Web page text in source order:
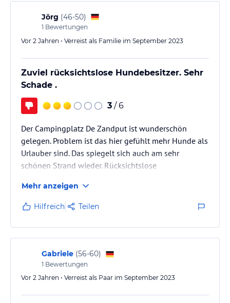
Jörg (46-50)
1 Bewertungen
Vor 2 Jahren • Verreist als Familie im September 2023
Zuviel rücksichtslose Hundebesitzer. Sehr
Schade .
3 / 6
Der Campingplatz De Zandput ist wunderschön
gelegen. Problem ist das hier gefühlt mehr Hunde als
Urlauber sind. Das spiegelt sich auch am sehr
schönen Strand wieder. Rücksichtslose
Hunden ignorieren. Sehr Schade eigentlich für einen
sehr schönen Campingplatz. Gerade wenn mit
kleinen Kindern gereist wird, ist es nicht schön wenn
an jeder Ecke ein Hund klefft!
Mehr anzeigen
Hilfreich Teilen
Gabriele (56-60)
1 Bewertungen
Vor 2 Jahren • Verreist als Paar im September 2023